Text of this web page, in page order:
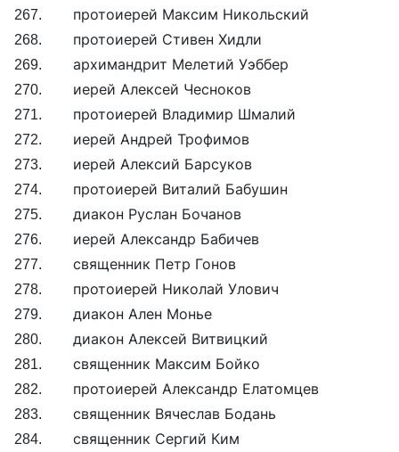
267. протоиерей Максим Никольский
268. протоиерей Стивен Хидли
269. архимандрит Мелетий Уэббер
270. иерей Алексей Чесноков
271. протоиерей Владимир Шмалий
272. иерей Андрей Трофимов
273. иерей Алексий Барсуков
274. протоиерей Виталий Бабушин
275. диакон Руслан Бочанов
276. иерей Александр Бабичев
277. священник Петр Гонов
278. протоиерей Николай Улович
279. диакон Ален Монье
280. диакон Алексей Витвицкий
281. священник Максим Бойко
282. протоиерей Александр Елатомцев
283. священник Вячеслав Бодань
284. священник Сергий Ким